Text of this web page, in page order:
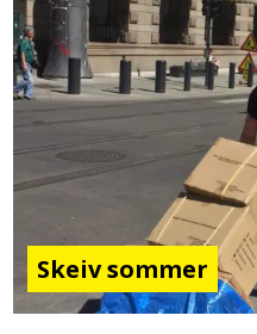
Skeiv sommer